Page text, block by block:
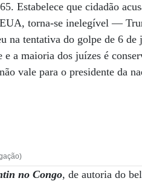
Estabelece que cidadão
torna-se inelegível —
na tentativa do golpe de 6 de
a maioria dos juízes é
vale para o presidente da
no Congo, de autoria do